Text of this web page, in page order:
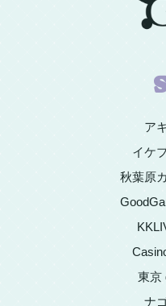
ア
イケ
秋葉原
東京
ナ